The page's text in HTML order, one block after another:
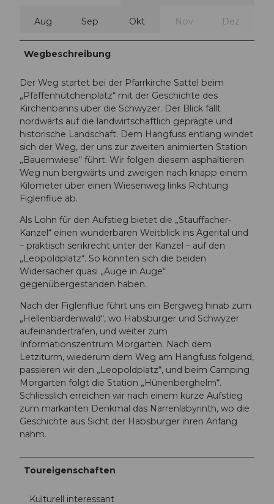
Aug Sep Okt Nov Dez
Wegbeschreibung
Der Weg startet bei der Pfarrkirche Sattel beim
„Pfaffenhütchenplatz“ mit der Geschichte des
Kirchenbanns über die Schwyzer. Der Blick fällt
nordwärts auf die landwirtschaftlich geprägte und
historische Landschaft. Dem Hangfuss entlang windet
sich der Weg, der uns zur zweiten animierten Station
„Bauernwiese“ führt. Wir folgen diesem asphaltieren
Weg nun bergwärts und zweigen nach knapp einem
Kilometer über einen Wiesenweg links Richtung
Figlenflue ab.
Als Lohn für den Aufstieg bietet die „Stauffacher-
Kanzel“ einen wunderbaren Weitblick ins Ägerital und
– praktisch senkrecht unter der Kanzel – auf den
„Leopoldplatz“. So könnten sich die beiden
Widersacher quasi „Auge in Auge“
gegenübergestanden haben.
Nach der Figlenflue führt uns ein Bergweg hinab zum
„Hellenbardenwald“, wo Habsburger und Schwyzer
aufeinandertrafen, und weiter zum
Informationszentrum Morgarten. Nach dem
Letziturm, wiederum dem Weg am Hangfuss folgend,
passieren wir den „Leopoldplatz“, und beim Camping
Morgarten folgt die Station „Hünenberghelm“.
Schliesslich erreichen wir nach einem kurze Aufstieg
zum markanten Denkmal das Narrenlabyrinth, wo die
Geschichte aus Sicht der Habsburger ihren Anfang
nahm.
Toureigenschaften
Kulturell interessant